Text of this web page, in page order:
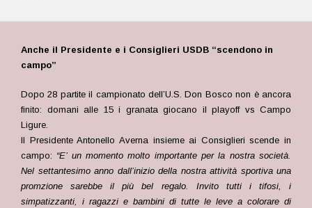
Anche il Presidente e i Consiglieri USDB “scendono in
campo”
Dopo 28 partite il campionato dell’U.S. Don Bosco non è ancora
finito: domani alle 15 i granata giocano il playoff vs Campo
Ligure.
Il Presidente Antonello Averna insieme ai Consiglieri scende in
campo: “E’ un momento molto importante per la nostra società.
Nel settantesimo anno dall’inizio della nostra attività sportiva una
promzione sarebbe il più bel regalo. Invito tutti i tifosi, i
simpatizzanti, i ragazzi e bambini di tutte le leve a colorare di